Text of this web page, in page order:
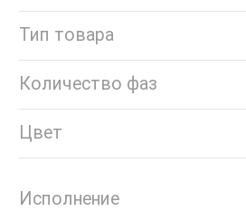
Тип товара
Количество фаз
Цвет
Исполнение